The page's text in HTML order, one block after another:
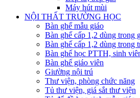
Máy hút mùi
NỘI THẤT TRƯỜNG HỌC
Bàn ghế mẫu giáo
Bàn ghế cấp 1,2 dùng trong
Bàn ghế cấp 1,2 dùng trong
Bàn ghế học PTTH, sinh
Bàn ghế giáo viên
Giường nội trú
Thư viện, phòng chức năng
Tủ thư viện, giá sắt thư viện